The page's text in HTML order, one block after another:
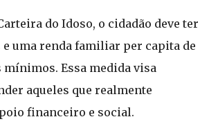
do Idoso, o cidadão deve ter
e uma renda familiar per capita de
Essa medida visa
aqueles que realmente
financeiro e social.